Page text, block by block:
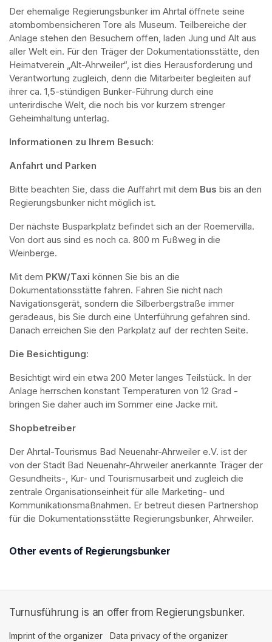
Der ehemalige Regierungsbunker im Ahrtal öffnete seine
atombombensicheren Tore als Museum. Teilbereiche der
Anlage stehen den Besuchern offen, laden Jung und Alt aus
aller Welt ein. Für den Träger der Dokumentationsstätte, den
Heimatverein „Alt-Ahrweiler“, ist dies Herausforderung und
Verantwortung zugleich, denn die Mitarbeiter begleiten auf
ihrer ca. 1,5-stündigen Bunker-Führung durch eine
unterirdische Welt, die noch bis vor kurzem strenger
Geheimhaltung unterlag.
Informationen zu Ihrem Besuch:
Anfahrt und Parken
Bitte beachten Sie, dass die Auffahrt mit dem Bus bis an den
Regierungsbunker nicht möglich ist.
Der nächste Busparkplatz befindet sich an der Roemervilla.
Von dort aus sind es noch ca. 800 m Fußweg in die
Weinberge.
Mit dem PKW/Taxi können Sie bis an die
Dokumentationsstätte fahren. Fahren Sie nicht nach
Navigationsgerät, sondern die Silberbergstraße immer
geradeaus, bis Sie durch eine Unterführung gefahren sind.
Danach erreichen Sie den Parkplatz auf der rechten Seite.
Die Besichtigung:
Besichtigt wird ein etwa 200 Meter langes Teilstück. In der
Anlage herrschen konstant Temperaturen von 12 Grad -
bringen Sie daher auch im Sommer eine Jacke mit.
Shopbetreiber
Der Ahrtal-Tourismus Bad Neuenahr-Ahrweiler e.V. ist der
von der Stadt Bad Neuenahr-Ahrweiler anerkannte Träger der
Gesundheits-, Kur- und Tourismusarbeit und zugleich die
zentrale Organisationseinheit für alle Marketing- und
Kommunikationsmaßnahmen. Er betreut diesen Partnershop
für die Dokumentationsstätte Regierungsbunker, Ahrweiler.
Other events of Regierungsbunker
Turnusführung is an offer from Regierungsbunker.
Imprint of the organizer (opens in a new tab)
Data privacy of the organizer